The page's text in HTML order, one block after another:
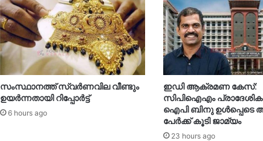
സംസ്ഥാനത്ത് സ്വർണവില വീണ്ടും
ഉയർന്നതായി റിപ്പോർട്ട്
6 hours ago
ഇഡി ആക്രമണ കേസ്:
സിപിഐഎം
ഐപി ബിനു
പേർക്ക് കൂടി ജാമ്യം
23 hours ago